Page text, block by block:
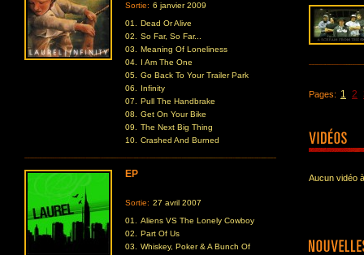
Sortie: 6 janvier 2009
01.
Dead Or Alive
02.
So Far, So Far...
03.
Meaning Of Loneliness
04.
I Am The One
05.
Go Back To Your Trailer Park
06.
Infinity
07.
Pull The Handbrake
08.
Get On Your Bike
09.
The Next Big Thing
10.
Crashed And Burned
EP
Sortie: 27 avril 2007
01.
Aliens VS The Lonely Cowboy
02.
Part Of Us
03.
Whiskey, Poker & A Bunch Of
Pages: 1 2
Aucun vidéo